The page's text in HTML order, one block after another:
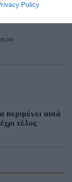
Policy
περιμένει αυτά
τέλος